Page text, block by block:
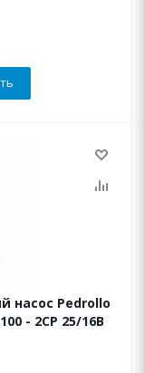
насос Pedrollo
- 2CP 25/16B